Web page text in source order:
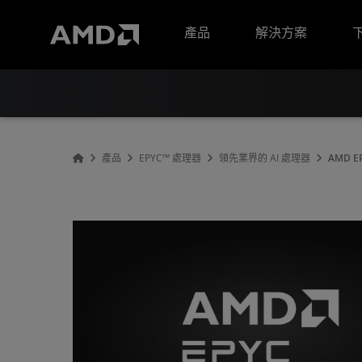
產品
解決方案
產品 EPYC™ 處理器 領先業界的 AI 處理器 AMD